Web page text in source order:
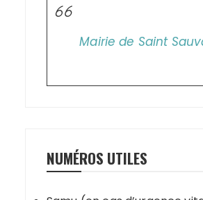
Mairie de Saint
NUMÉROS UTILES